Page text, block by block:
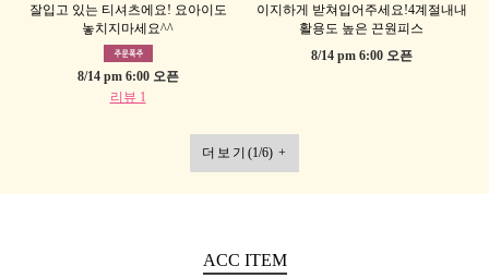
잘입고 있는 티셔츠에요! 요아이도
놓치지마세요^^
8/14 pm 6:00 오픈
리뷰 1
이지하게 받쳐입어주세요!4계절내내
활용도 높은 끈원피스
8/14 pm 6:00 오픈
더보기 (1/6)+
ACC ITEM